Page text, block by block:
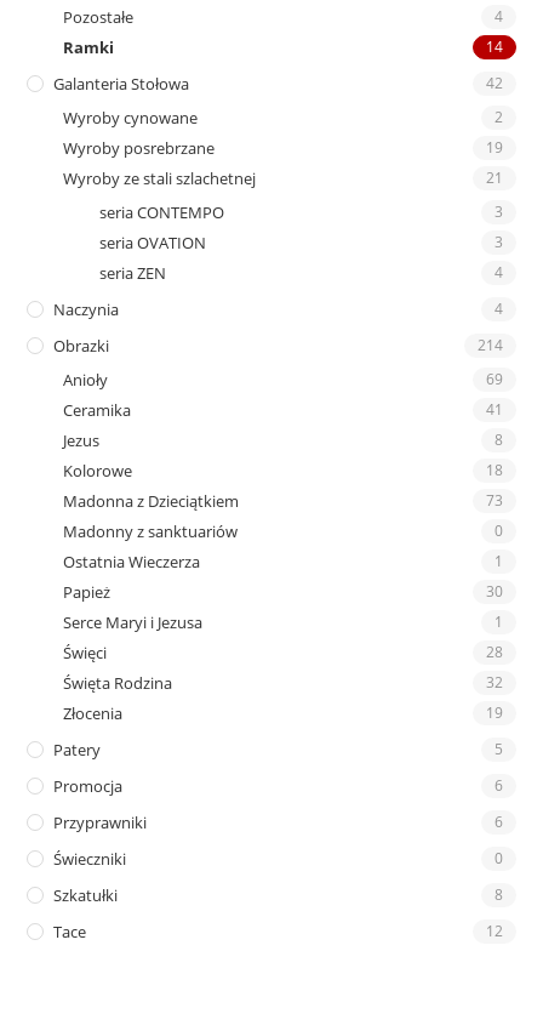
Pozostałe 4
Ramki 14
Galanteria Stołowa 42
Wyroby cynowane 2
Wyroby posrebrzane 19
Wyroby ze stali szlachetnej 21
seria CONTEMPO 3
seria OVATION 3
seria ZEN 4
Naczynia 4
Obrazki 214
Anioły 69
Ceramika 41
Jezus 8
Kolorowe 18
Madonna z Dzieciątkiem 73
Madonny z sanktuariów 0
Ostatnia Wieczerza 1
Papież 30
Serce Maryi i Jezusa 1
Święci 28
Święta Rodzina 32
Złocenia 19
Patery 5
Promocja 6
Przyprawniki 6
Świeczniki 0
Szkatułki 8
Tace 12